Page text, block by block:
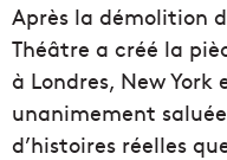
Après la démolition
Théâtre a créé la
à Londres, New York
unanimement
d’histoires réelles